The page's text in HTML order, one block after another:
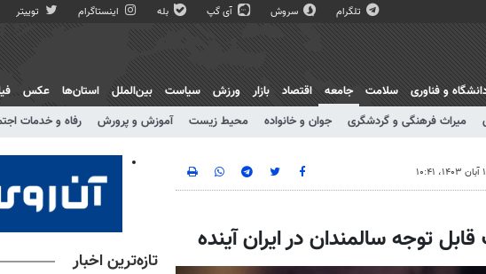
تلگرام سروش آی گپ بله اینستاگرام توییتر
و فناوری سلامت
جامعه
میراث فرهنگی و گردشگری جوان و خانواده محیط زیست آموزش و پرورش رفاه و خدمات
اقتصاد بازار ورزش سیاست بین‌الملل استان‌ها عکس
۱ آبان ۱۴۰۳، ۱۰:۴۱
توجه سالمندان در ایران آینده
تازه‌ترین اخبار